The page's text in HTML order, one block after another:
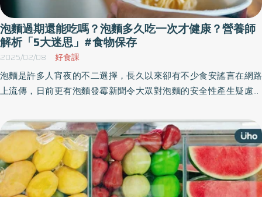
泡麵過期還能吃嗎？泡麵多久吃一次才健康？營養師
解析「5大迷思」#食物保存
2025/02/08 好食課
泡麵是許多人宵夜的不二選擇，長久以來卻有不少食安謠言在網路
上流傳，日前更有泡麵發霉新聞令大眾對泡麵的安全性產生疑慮。
久吃一次才好，怎麼吃才健康？《優活健康網》特摘此篇，好食課
營養師為您一次解析泡麵迷思！